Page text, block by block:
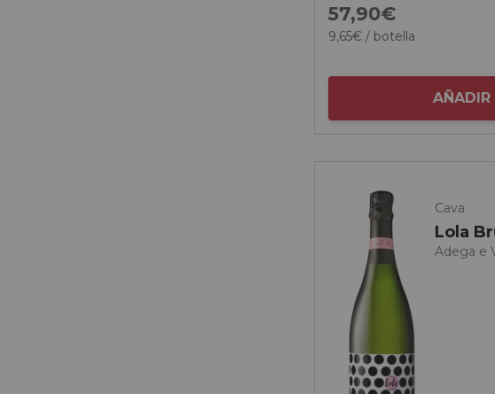
57,90€
9,65€ / botella
AÑADIR
Cava
Lola
Adega e